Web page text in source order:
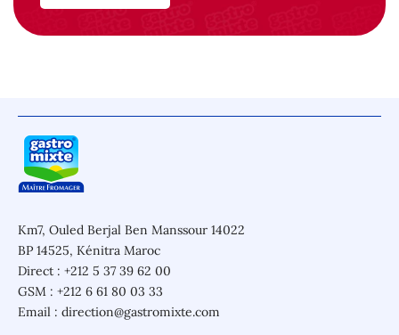
Km7, Ouled Berjal Ben Manssour 14022
BP 14525, Kénitra Maroc
Direct : +212 5 37 39 62 00
GSM : +212 6 61 80 03 33
Email : direction@gastromixte.com